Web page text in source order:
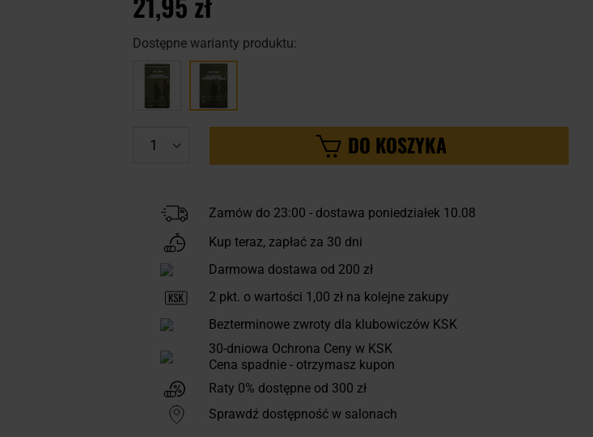
Dostępne warianty produktu:
DO KOSZYKA
Zamów do 23:00 - dostawa poniedziałek 10.08
Kup teraz, zapłać za 30 dni
Darmowa dostawa od 200 zł
2pkt. o wartości 1,00 złna kolejne zakupy
Bezterminowe zwroty dla klubowiczów KSK
30-dniowa Ochrona Ceny w KSK
Cena spadnie - otrzymasz kupon
Raty 0% dostępne od 300 zł
Sprawdź dostępność w salonach